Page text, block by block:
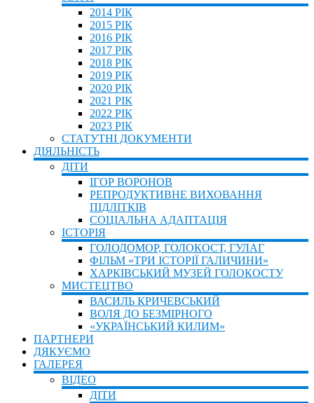
2014 РІК
2015 РІК
2016 РІК
2017 РІК
2018 РІК
2019 РІК
2020 РІК
2021 РІК
2022 РІК
2023 РІК
СТАТУТНІ ДОКУМЕНТИ
ДІЯЛЬНІСТЬ
ДІТИ
ІГОР ВОРОНОВ
РЕПРОДУКТИВНЕ ВИХОВАННЯ
ПІДЛІТКІВ
СОЦІАЛЬНА АДАПТАЦІЯ
ІСТОРІЯ
ГОЛОДОМОР, ГОЛОКОСТ, ГУЛАГ
ФІЛЬМ «ТРИ ІСТОРІЇ ГАЛИЧИНИ»
ХАРКІВСЬКИЙ МУЗЕЙ ГОЛОКОСТУ
МИСТЕЦТВО
ВАСИЛЬ КРИЧЕВСЬКИЙ
ВОЛЯ ДО БЕЗМІРНОГО
«УКРАЇНСЬКИЙ КИЛИМ»
ПАРТНЕРИ
ДЯКУЄМО
ГАЛЕРЕЯ
ВIДЕО
ДIТИ